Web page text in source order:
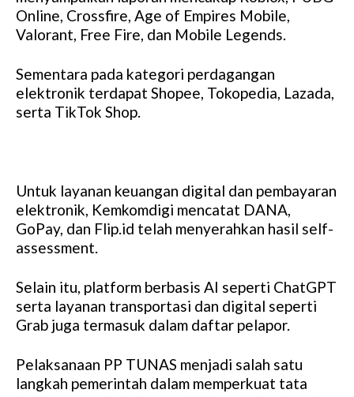
Online, Crossfire, Age of Empires Mobile,
Valorant, Free Fire, dan Mobile Legends.
Sementara pada kategori perdagangan
elektronik terdapat Shopee, Tokopedia, Lazada,
serta TikTok Shop.
Untuk layanan keuangan digital dan pembayaran
elektronik, Kemkomdigi mencatat DANA,
GoPay, dan Flip.id telah menyerahkan hasil self-
assessment.
Selain itu, platform berbasis AI seperti ChatGPT
serta layanan transportasi dan digital seperti
Grab juga termasuk dalam daftar pelapor.
Pelaksanaan PP TUNAS menjadi salah satu
langkah pemerintah dalam memperkuat tata